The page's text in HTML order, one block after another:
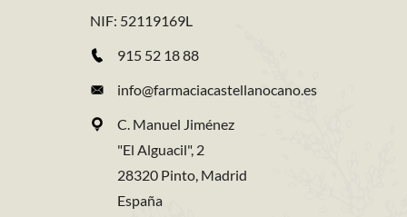
NIF: 52119169L
915 52 18 88
info@farmaciacastellanocano.es
C. Manuel Jiménez
"El Alguacil", 2
28320 Pinto, Madrid
España